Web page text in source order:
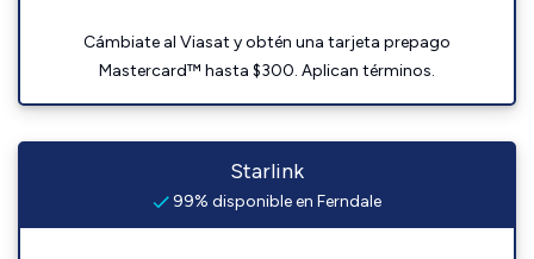
Cámbiate al Viasat y obtén una tarjeta prepago
Mastercard™ hasta $300. Aplican términos.
Starlink
99% disponible en Ferndale